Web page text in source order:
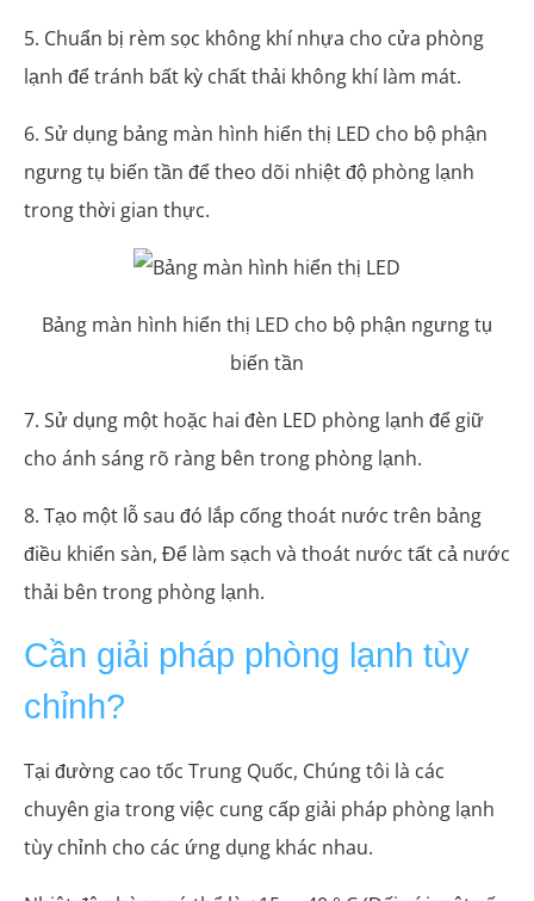
5. Chuẩn bị rèm sọc không khí nhựa cho cửa phòng
lạnh để tránh bất kỳ chất thải không khí làm mát.
6. Sử dụng bảng màn hình hiển thị LED cho bộ phận
ngưng tụ biến tần để theo dõi nhiệt độ phòng lạnh
trong thời gian thực.
Bảng màn hình hiển thị LED cho bộ phận ngưng tụ
biến tần
7. Sử dụng một hoặc hai đèn LED phòng lạnh để giữ
cho ánh sáng rõ ràng bên trong phòng lạnh.
8. Tạo một lỗ sau đó lắp cống thoát nước trên bảng
điều khiển sàn, Để làm sạch và thoát nước tất cả nước
thải bên trong phòng lạnh.
Cần giải pháp phòng lạnh tùy
chỉnh?
Tại đường cao tốc Trung Quốc, Chúng tôi là các
chuyên gia trong việc cung cấp giải pháp phòng lạnh
tùy chỉnh cho các ứng dụng khác nhau.